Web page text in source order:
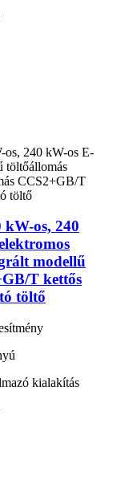
kW-os, 240
modellű
T kettős
töltő
kialakítás